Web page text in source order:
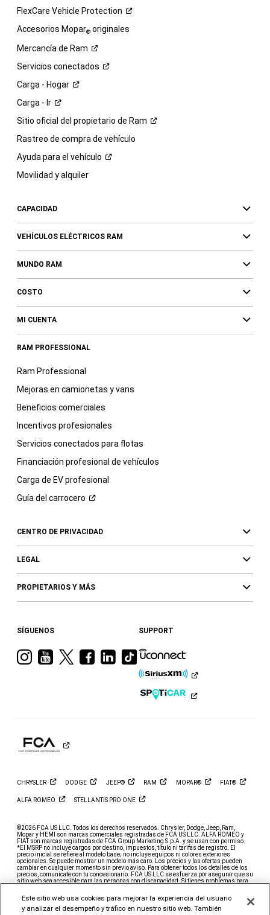
FlexCare Vehicle Protection
Accesorios Mopar®originales
Mercancía de Ram
Servicios conectados
Carga - Hogar
Carga - Ir
Sitio oficial del propietario de Ram
Rastreo de compra de vehículo
Ayuda para el vehículo
Movilidad y alquiler
CAPACIDAD
VEHÍCULOS ELÉCTRICOS RAM
MUNDO RAM
COSTO
MI CUENTA
RAM PROFESSIONAL
Ram Professional
Mejoras en camionetas y vans
Beneficios comerciales
Incentivos profesionales
Servicios conectados para flotas
Financiación profesional de vehículos
Carga de EV profesional
Guía del carrocero
CENTRO DE PRIVACIDAD
LEGAL
PROPIETARIOS Y MÁS
SÍGUENOS
VisitaVisitaVisitaVisitaVisita
Ram
Visita
a
Ram
en
SUPPORT
CHRYSLER DODGE JEEP® RAM MOPAR® FIAT®
ALFA ROMEO STELLANTIS PRO ONE
©2026 FCA US LLC. Todos los derechos reservados. Chrysler, Dodge, Jeep, Ram,
Mopar y HEMI son marcas comerciales registradas de FCA US LLC. ALFA ROMEO y
FIAT son marcas registradas de FCA Group Marketing S.p.A. y se usan con permiso.
*El MSRP no incluye cargos por destino, impuestos, título ni tarifas de registro. El
precio inicial se refiere al modelo base; no incluye equipos ni colores exteriores
opcionales. Se puede mostrar un modelo más caro. Los precios y las ofertas pueden
cambiar en cualquier momento sin previo aviso. Para obtener todos los detalles de los
precios, comunícate con tu concesionario. FCA US LLC se esfuerza por asegurar que su
sitio web sea accesible para las personas con discapacidad. Si tienes problemas para
atención al cliente de Ram vía correo electrónico
o llama al 1-866-726-4636, para obtener
más ayuda o para informar acerca de un problema. El acceso a
https://fcagroup.my.site.com/RAM/s/ está sujeto a la política de privacidad y términos
Este sitio web usa cookies para mejorar la experiencia del usuario
y analizar el desempeño y tráfico en nuestro sitio web. También